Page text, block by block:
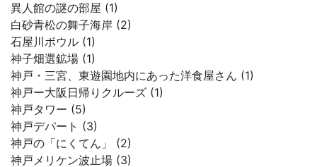
異人館の謎の部屋 (1)
白砂青松の舞子海岸 (2)
石屋川ボウル (1)
神子畑選鉱場 (1)
神戸・三宮、東遊園地内にあった洋食屋さん (1)
神戸ー大阪日帰りクルーズ (1)
神戸タワー (5)
神戸デパート (3)
神戸の「にくてん」 (2)
神戸メリケン波止場 (3)